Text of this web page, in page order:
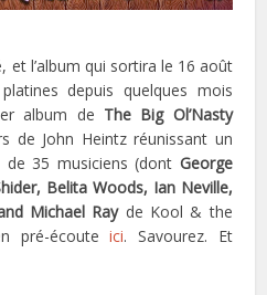
et l’album qui sortira le 16 août
depuis quelques mois
album de The Big Ol’Nasty
de John Heintz réunissant un
35 musiciens (dont George
Belita Woods, Ian Neville,
Michael Rayde Kool & the
pré-écouteici. Savourez. Et